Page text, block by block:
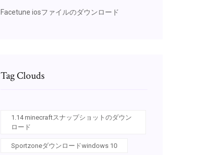
Facetune iosファイルのダウンロード
Tag Clouds
1.14 minecraftスナップショットのダウン
ロード
Sportzoneダウンロードwindows 10